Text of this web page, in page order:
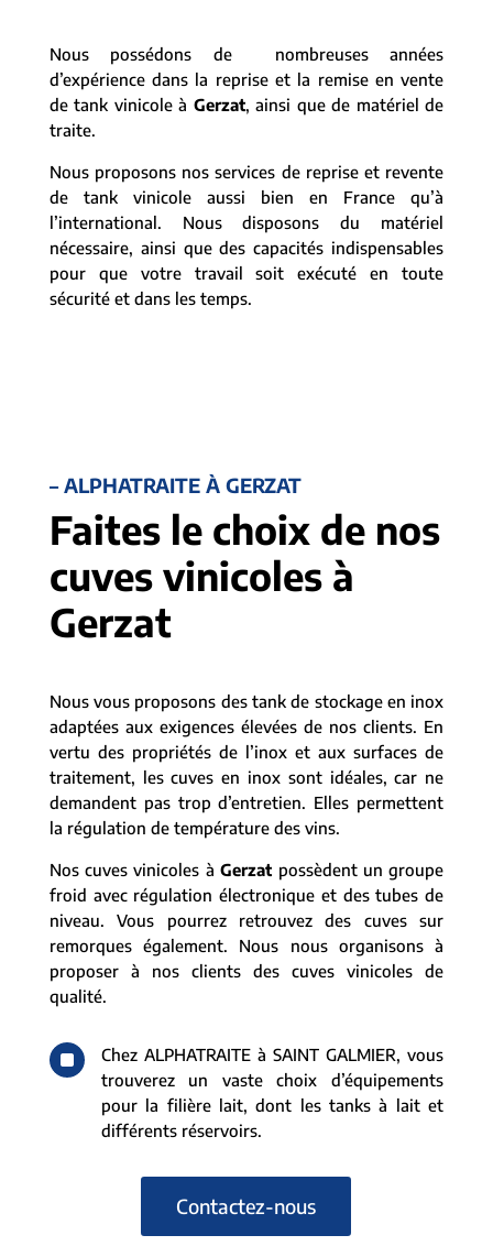
Nous possédons de nombreuses années
d’expérience dans la reprise et la remise en vente
de tank vinicole à Gerzat, ainsi que de matériel de
traite.
Nous proposons nos services de reprise et revente
de tank vinicole aussi bien en France qu’à
l’international. Nous disposons du matériel
nécessaire, ainsi que des capacités indispensables
pour que votre travail soit exécuté en toute
sécurité et dans les temps.
– ALPHATRAITE À GERZAT
Faites le choix de nos
cuves vinicoles à
Gerzat
Nous vous proposons des tank de stockage en inox
adaptées aux exigences élevées de nos clients. En
vertu des propriétés de l’inox et aux surfaces de
traitement, les cuves en inox sont idéales, car ne
demandent pas trop d’entretien. Elles permettent
la régulation de température des vins.
Nos cuves vinicoles àGerzat possèdent un groupe
froid avec régulation électronique et des tubes de
niveau. Vous pourrez retrouvez des cuves sur
remorques également. Nous nous organisons à
proposer à nos clients des cuves vinicoles de
qualité.
^
Chez ALPHATRAITE à SAINT GALMIER, vous
trouverez un vaste choix d’équipements
pour la filière lait, dont les tanks à lait et
différents réservoirs.
Contactez-nous